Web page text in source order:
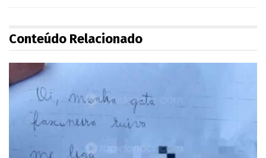
Conteúdo Relacionado